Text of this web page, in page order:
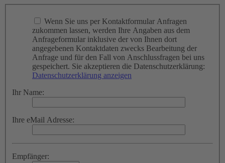
Wenn Sie uns per Kontaktformular Anfragen
zukommen lassen, werden Ihre Angaben aus dem
Anfrageformular inklusive der von Ihnen dort
angegebenen Kontaktdaten zwecks Bearbeitung der
Anfrage und für den Fall von Anschlussfragen bei uns
gespeichert. Sie akzeptieren die Datenschutzerklärung:
Datenschutzerklärung anzeigen
Ihr Name:
Ihre eMail Adresse:
Empfänger: